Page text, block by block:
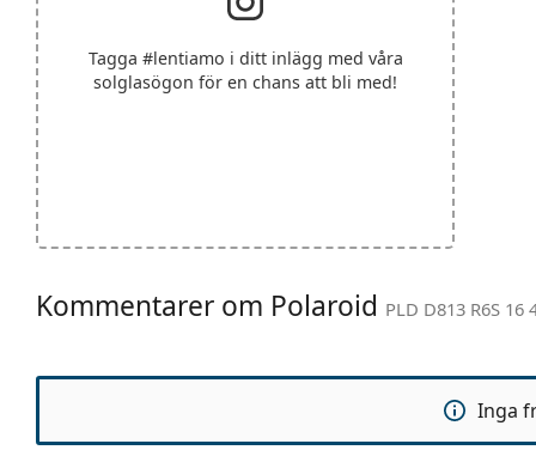
Tagga #lentiamo i ditt inlägg med våra
solglasögon för en chans att bli med!
Kommentarer om Polaroid PLD D813 R6S 16
Inga